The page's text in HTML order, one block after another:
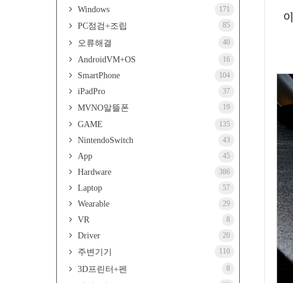
Windows 171
PC점검+조립 85
오류해결 40
AndroidVM+OS 16
SmartPhone 104
iPadPro 37
MVNO알뜰폰 19
GAME 135
NintendoSwitch 43
App 45
Hardware 386
Laptop 57
Wearable 29
VR 8
Driver 20
주변기기 110
3D프린터+펜 8